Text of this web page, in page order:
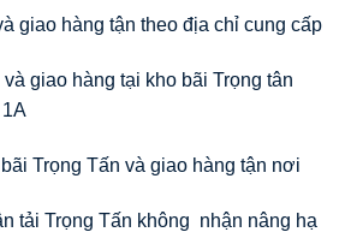
giao hàng tận theo địa chỉ cung cấp
giao hàng tại kho bãi Trọng tân
Trọng Tấn và giao hàng tận nơi
tải Trọng Tấn không nhận nâng hạ